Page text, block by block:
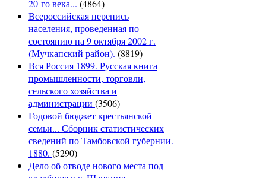
20-го века... (4864)
Всероссийская перепись
населения, проведенная по
состоянию на 9 октября 2002 г.
(Мучкапский район). (8819)
Вся Россия 1899. Русская книга
промышленности, торговли,
сельского хозяйства и
администрации (3506)
Годовой бюджет крестьянской
семьи... Сборник статистических
сведений по Тамбовской губернии.
1880. (5290)
Дело об отводе нового места под